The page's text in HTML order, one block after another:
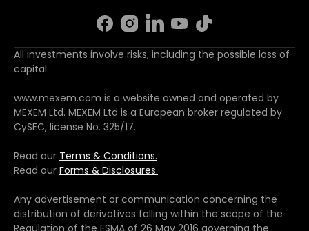
All investments involve risks, including the possible loss of
capital.
www.mexem.com is a website owned and operated by
MEXEM Ltd. MEXEM Ltd is a European broker regulated by
CySEC, license No. 325/17.
Read our Terms & Conditions.
Read our Forms & Disclosures.
Any advertisement or communication concerning the
distribution of derivatives falling within the scope of the
Regulation of the FSMA of 26 May 2016 governing the